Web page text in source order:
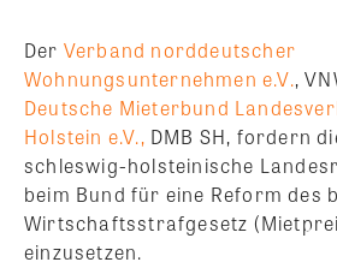
Der Verband norddeutscher
Wohnungsunternehmen e.V.,
Deutsche Mieterbund
Holstein e.V., DMB SH, fordern
schleswig-holsteinische
beim Bund für eine Reform des
Wirtschaftsstrafgesetz
einzusetzen.